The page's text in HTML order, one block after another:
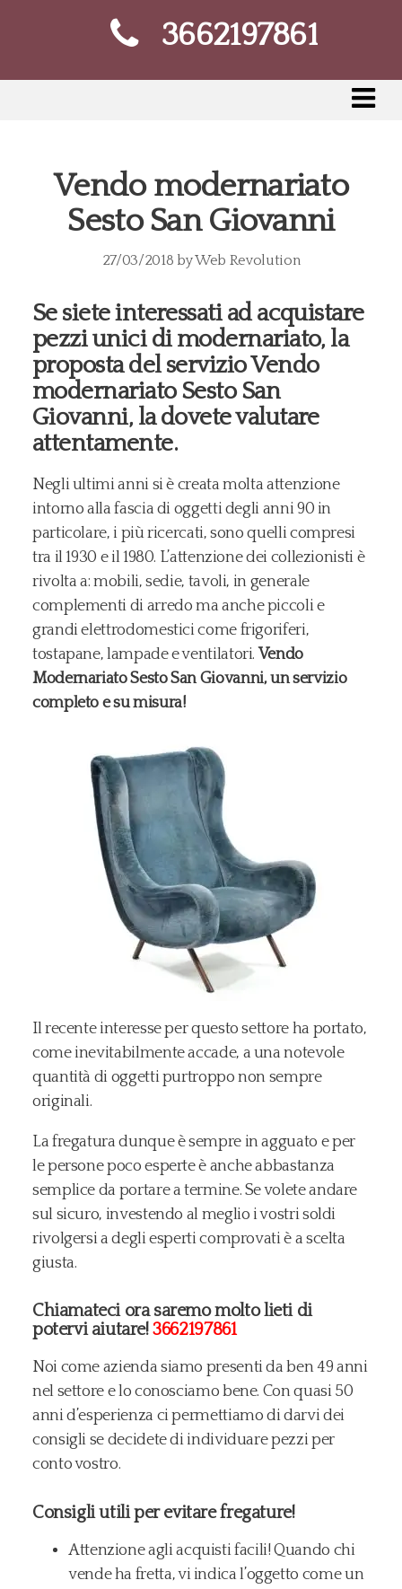
3662197861
Vendo modernariato
Sesto San Giovanni
27/03/2018 byWeb Revolution
Se siete interessati ad acquistare
pezzi unici di modernariato, la
proposta del servizio Vendo
modernariato Sesto San
Giovanni, la dovete valutare
attentamente.
Negli ultimi anni si è creata molta attenzione
intorno alla fascia di oggetti degli anni 90 in
particolare, i più ricercati, sono quelli compresi
tra il 1930 e il 1980. L’attenzione dei collezionisti è
rivolta a: mobili, sedie, tavoli, in generale
complementi di arredo ma anche piccoli e
grandi elettrodomestici come frigoriferi,
tostapane, lampade e ventilatori.Vendo
Modernariato Sesto San Giovanni, un servizio
completo e su misura!
Il recente interesse per questo settore ha portato,
come inevitabilmente accade, a una notevole
quantità di oggetti purtroppo non sempre
originali.
La fregatura dunque è sempre in agguato e per
le persone poco esperte è anche abbastanza
semplice da portare a termine. Se volete andare
sul sicuro, investendo al meglio i vostri soldi
rivolgersi a degli esperti comprovati è a scelta
giusta.
Chiamateci ora saremo molto lieti di
potervi aiutare!3662197861
Noi come azienda siamo presenti da ben 49 anni
nel settore e lo conosciamo bene. Con quasi 50
anni d’esperienza ci permettiamo di darvi dei
consigli se decidete di individuare pezzi per
conto vostro.
Consigli utili per evitare fregature!
​Attenzione agli acquisti facili! Quando chi
vende ha fretta, vi indica l’oggetto come un